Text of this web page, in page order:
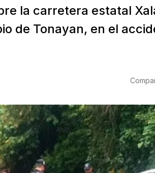
la carretera estatal
de Tonayan, en el